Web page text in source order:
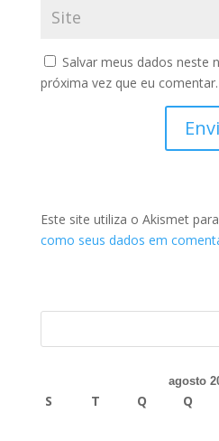
Salvar meus dados neste
próxima vez que eu comentar.
Este site utiliza o Akismet
como seus dados em
agosto
S T Q Q